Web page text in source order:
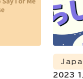
2023 1